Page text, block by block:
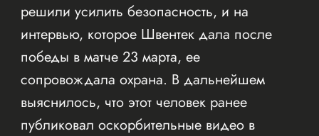
решили усилить безопасность, и на
интервью, которое Швентек дала после
победы в матче 23 марта, ее
сопровождала охрана. В дальнейшем
выяснилось, что этот человек ранее
публиковал оскорбительные видео в